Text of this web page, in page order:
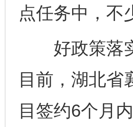
点任务中，不
好政策落实
目前，湖北省
目签约6个月